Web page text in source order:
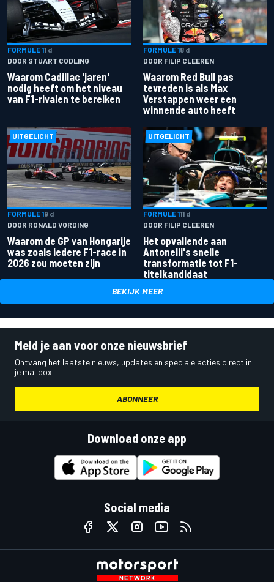
FORMULE 11 d
DOOR STUART CODLING
Waarom Cadillac 'jaren'
nodig heeft om het niveau
van F1-rivalen te bereiken
FORMULE 18 d
DOOR FILIP CLEEREN
Waarom Red Bull pas
tevreden is als Max
Verstappen weer een
winnende auto heeft
UITGELICHT
FORMULE 19 d
DOOR RONALD VORDING
Waarom de GP van Hongarije
was zoals iedere F1-race in
2026 zou moeten zijn
UITGELICHT
FORMULE 111 d
DOOR FILIP CLEEREN
Het opvallende aan
Antonelli's snelle
transformatie tot F1-
titelkandidaat
BEKIJK MEER
Meld je aan voor onze nieuwsbrief
Ontvang het laatste nieuws, updates en speciale acties direct in
je mailbox.
ABONNEER
Download onze app
Social media